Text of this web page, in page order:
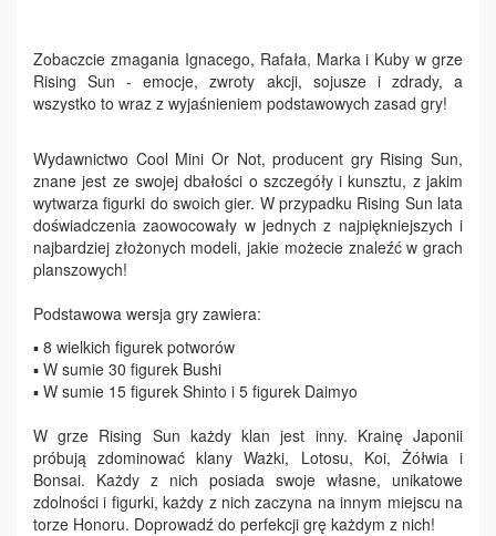
Zobaczcie zmagania Ignacego, Rafała, Marka i Kuby w grze
Rising Sun - emocje, zwroty akcji, sojusze i zdrady, a
wszystko to wraz z wyjaśnieniem podstawowych zasad gry!
Wydawnictwo Cool Mini Or Not, producent gry Rising Sun,
znane jest ze swojej dbałości o szczegóły i kunsztu, z jakim
wytwarza figurki do swoich gier. W przypadku Rising Sun lata
doświadczenia zaowocowały w jednych z najpiękniejszych i
najbardziej złożonych modeli, jakie możecie znaleźć w grach
planszowych!
Podstawowa wersja gry zawiera:
▪ 8 wielkich figurek potworów
▪ W sumie 30 figurek Bushi
▪ W sumie 15 figurek Shinto i 5 figurek Daimyo
W grze Rising Sun każdy klan jest inny. Krainę Japonii
próbują zdominować klany Ważki, Lotosu, Koi, Żółwia i
Bonsai. Każdy z nich posiada swoje własne, unikatowe
zdolności i figurki, każdy z nich zaczyna na innym miejscu na
torze Honoru. Doprowadź do perfekcji grę każdym z nich!